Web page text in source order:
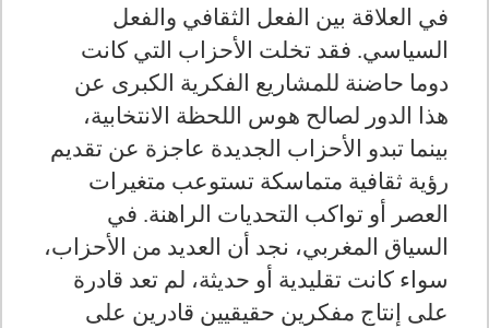
في العلاقة بين الفعل الثقافي والفعل
السياسي. فقد تخلت الأحزاب التي كانت
دوما حاضنة للمشاريع الفكرية الكبرى عن
هذا الدور لصالح هوس اللحظة الانتخابية،
بينما تبدو الأحزاب الجديدة عاجزة عن تقديم
رؤية ثقافية متماسكة تستوعب متغيرات
العصر أو تواكب التحديات الراهنة. في
السياق المغربي، نجد أن العديد من الأحزاب،
سواء كانت تقليدية أو حديثة، لم تعد قادرة
على إنتاج مفكرين حقيقيين قادرين على